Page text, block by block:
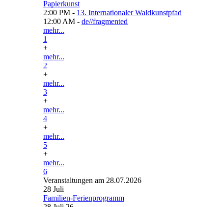
Papierkunst
2:00 PM - 13. Internationaler Waldkunstpfad
12:00 AM - de//fragmented
mehr...
1
+
mehr...
2
+
mehr...
3
+
mehr...
4
+
mehr...
5
+
mehr...
6
Veranstaltungen am 28.07.2026
28 Juli
Familien-Ferienprogramm